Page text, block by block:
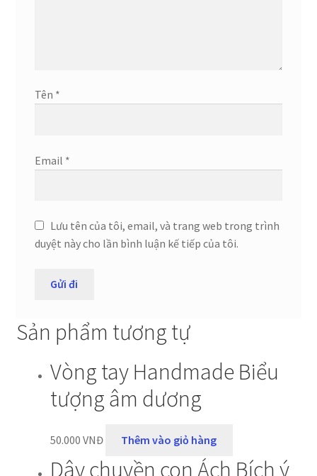
Tên *
Email *
Lưu tên của tôi, email, và trang web trong trình
duyệt này cho lần bình luận kế tiếp của tôi.
Sản phẩm tương tự
Vòng tay Handmade Biểu
tượng âm dương
50.000 VNĐ Thêm vào giỏ hàng
Dây chuyền con Ách Bích ý